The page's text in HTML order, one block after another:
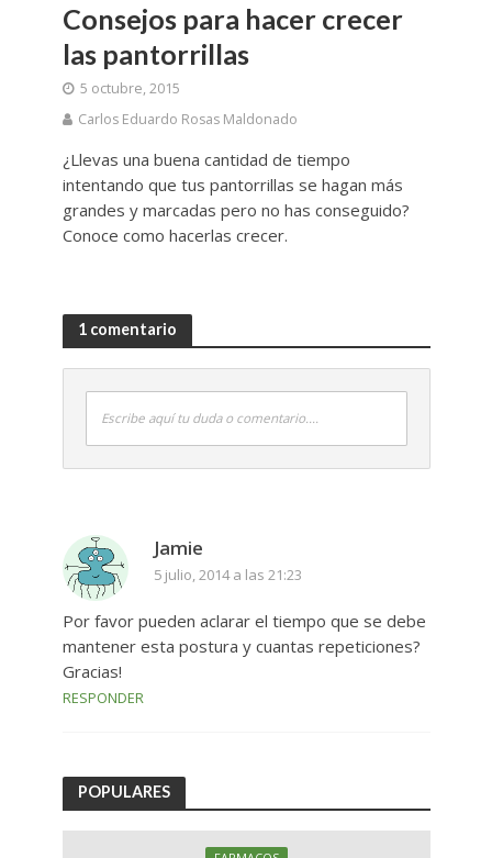
Consejos para hacer crecer
las pantorrillas
5 octubre, 2015
Carlos Eduardo Rosas Maldonado
¿Llevas una buena cantidad de tiempo
intentando que tus pantorrillas se hagan más
grandes y marcadas pero no has conseguido?
Conoce como hacerlas crecer.
1 comentario
Escribe aquí tu duda o comentario....
Jamie
5 julio, 2014 a las 21:23
Por favor pueden aclarar el tiempo que se debe
mantener esta postura y cuantas repeticiones?
Gracias!
RESPONDER
POPULARES